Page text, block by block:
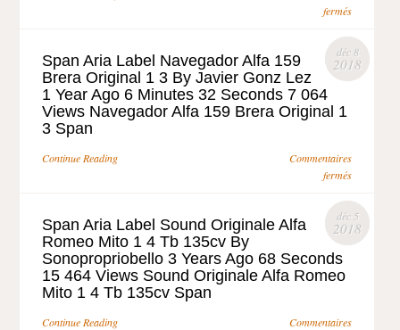
fermés
déc 8
2018
Span Aria Label Navegador Alfa 159
Brera Original 1 3 By Javier Gonz Lez
1 Year Ago 6 Minutes 32 Seconds 7 064
Views Navegador Alfa 159 Brera Original 1
3 Span
Continue Reading
Commentaires
fermés
déc 5
2018
Span Aria Label Sound Originale Alfa
Romeo Mito 1 4 Tb 135cv By
Sonopropriobello 3 Years Ago 68 Seconds
15 464 Views Sound Originale Alfa Romeo
Mito 1 4 Tb 135cv Span
Continue Reading
Commentaires